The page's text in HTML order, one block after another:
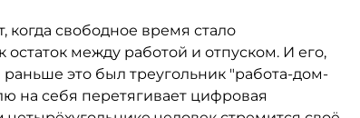
когда свободное время стало
остаток между работой и отпуском. И его,
это был треугольник "работа-дом-
на себя перетягивает цифровая